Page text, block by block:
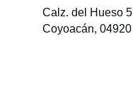
Calz. del Hueso
Coyoacán,